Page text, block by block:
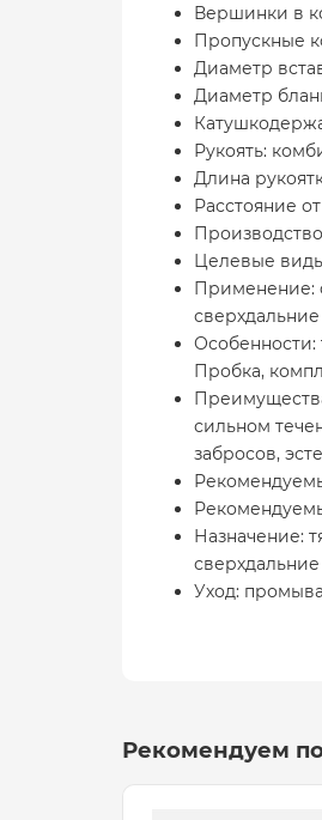
Вершинки в
Пропускные
Диаметр
Диаметр
Рукоять:
Длина
Расстояние
Целевые
Применение:
Особенности:
Пробка,
сильном
забросов,
Назначение:
Уход:
Рекомендуем